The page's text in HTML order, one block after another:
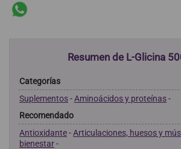
Resumen de L-Glicina
Categorías
Suplementos-Aminoácidos y proteínas-
Recomendado
Antioxidante-Articulaciones, huesos y
bienestar-